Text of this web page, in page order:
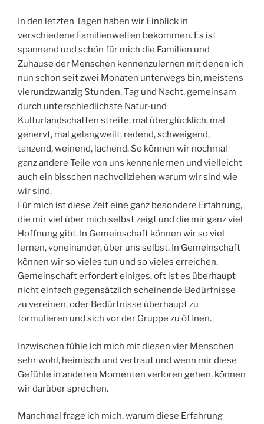
In den letzten Tagen haben wir Einblick in
verschiedene Familienwelten bekommen. Es ist
spannend und schön für mich die Familien und
Zuhause der Menschen kennenzulernen mit denen ich
nun schon seit zwei Monaten unterwegs bin, meistens
vierundzwanzig Stunden, Tag und Nacht, gemeinsam
durch unterschiedlichste Natur-und
Kulturlandschaften streife, mal überglücklich, mal
genervt, mal gelangweilt, redend, schweigend,
tanzend, weinend, lachend. So können wir nochmal
ganz andere Teile von uns kennenlernen und vielleicht
auch ein bisschen nachvollziehen warum wir sind wie
wir sind.
Für mich ist diese Zeit eine ganz besondere Erfahrung,
die mir viel über mich selbst zeigt und die mir ganz viel
Hoffnung gibt. In Gemeinschaft können wir so viel
lernen, voneinander, über uns selbst. In Gemeinschaft
können wir so vieles tun und so vieles erreichen.
Gemeinschaft erfordert einiges, oft ist es überhaupt
nicht einfach gegensätzlich scheinende Bedürfnisse
zu vereinen, oder Bedürfnisse überhaupt zu
formulieren und sich vor der Gruppe zu öffnen.
Inzwischen fühle ich mich mit diesen vier Menschen
sehr wohl, heimisch und vertraut und wenn mir diese
Gefühle in anderen Momenten verloren gehen, können
wir darüber sprechen.
Manchmal frage ich mich, warum diese Erfahrung